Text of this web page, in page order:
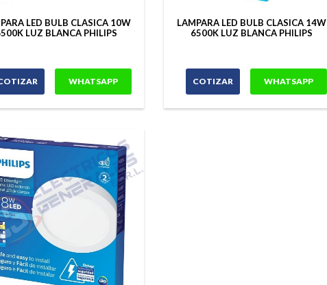
LED BULB CLASICA 10W
LUZ BLANCA PHILIPS
WHATSAPP
LAMPARA LED BULB CLASICA 14W
6500K LUZ BLANCA PHILIPS
COTIZAR WHATSAPP